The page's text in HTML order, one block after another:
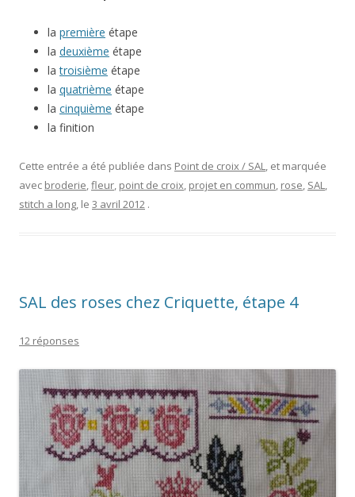
la première étape
la deuxième étape
latroisième étape
la quatrième étape
la cinquième étape
la finition
Cette entrée a été publiée dans Point de croix / SAL, et marquée
avec broderie,fleur, point de croix, projet en commun, rose, SAL,
stitch a long, le 3 avril 2012 .
SAL des roses chez Criquette, étape 4
12 réponses